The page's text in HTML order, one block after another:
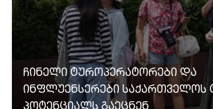
ᲩᲘᲜᲔᲚᲘ ᲢᲣᲠᲝᲞᲔᲠᲐᲢᲝᲠᲔᲑᲘ ᲓᲐ
ᲘᲜᲤᲚᲣᲔᲜᲡᲔᲠᲔᲑᲘ ᲡᲐᲥᲐᲠᲗᲕᲔᲚᲝᲡ
ᲞᲝᲢᲔᲜᲪᲘᲐᲚᲡ ᲒᲐᲔᲪᲜᲔᲜ